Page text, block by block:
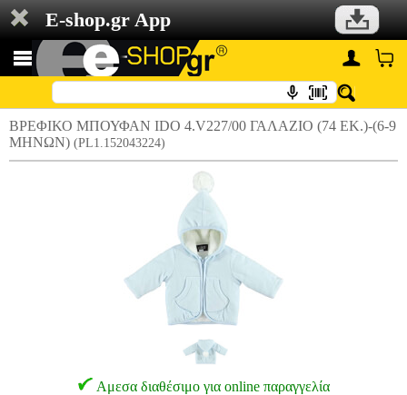
E-shop.gr App
ΒΡΕΦΙΚΟ ΜΠΟΥΦΑΝ IDO 4.V227/00 ΓΑΛΑΖΙΟ (74 ΕΚ.)-(6-9
ΜΗΝΩΝ) (PL1.152043224)
Αμεσα διαθέσιμο για online παραγγελία